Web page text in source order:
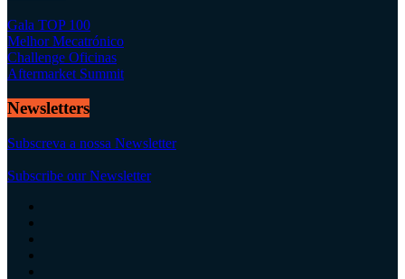
Gala TOP 100
Melhor Mecatrónico
Challenge Oficinas
Aftermarket Summit
Newsletters
Subscreva a nossa Newsletter
Subscribe our Newsletter